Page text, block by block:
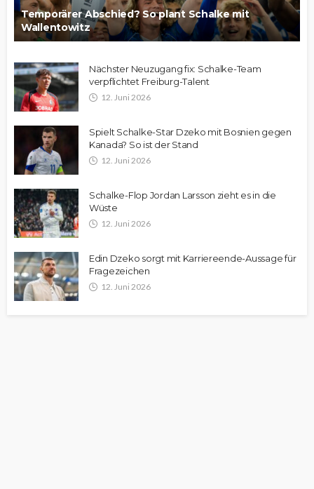
Temporärer Abschied? So plant Schalke mit
Wallentowitz
Nächster Neuzugang fix: Schalke-Team
verpflichtet Freiburg-Talent
12. Juni 2026
Spielt Schalke-Star Dzeko mit Bosnien gegen
Kanada? So ist der Stand
12. Juni 2026
Schalke-Flop Jordan Larsson zieht es in die
Wüste
12. Juni 2026
Edin Dzeko sorgt mit Karriereende-Aussage für
Fragezeichen
12. Juni 2026